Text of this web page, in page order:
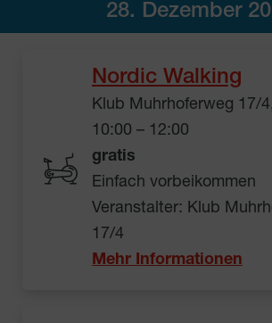
28. Dezember
Nordic Walking
Klub Muhrhoferweg 17/
10:00 – 12:00
gratis
Einfach vorbeikommen
Veranstalter: Klub
17/4
Mehr Informationen